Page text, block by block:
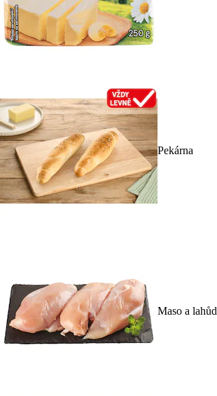
Pekárna
Maso a